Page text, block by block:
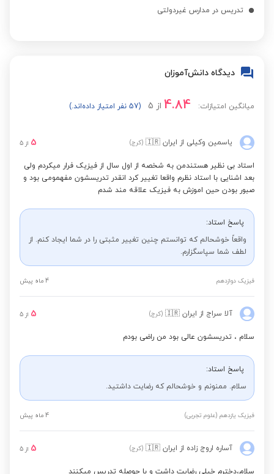
تدریس در مدارس غیردولتی
دیدگاه دانش‌آموزان
میانگین امتیازات: 4.84 از 5 (57 نفر امتیاز داده‌اند.)
یاسمین وکیلی از ایران 🇮🇷 (کرج) 5 از 5
استاد بی نظیر هستندمن به شخصه از اول سال از فیزیک فرار میکردم ولی
بعد اشنایی با استاد نظرم واقعا تغییر کرد انقدر تدریسشون مفهمومی بود و
صبور بودن حین اموزش به فیزیک علاقه مند شدم
پاسخ استاد:
واقعاً خوشحالم که توانستم چنین تغییر مثبتی را در شما ایجاد کنم. از
لطف شما سپاسگزارم.
فیزیک دوازدهم 4 ماه پیش
آلا سراج از ایران 🇮🇷 (کرج) 5 از 5
سلام ، تدریسشون عالی بود من راضی بودم
پاسخ استاد:
سلام. ممنونم و خوشحالم که رضایت داشتید.
فیزیک یازدهم (علوم تجربی) 4 ماه پیش
آساره اروج زاده از ایران 🇮🇷 (کرج) 5 از 5
سلام،دخترم خیلی رضایت داشت و با حوصله تدریس میکنند